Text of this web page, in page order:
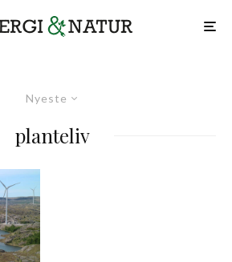
Nyeste
planteliv